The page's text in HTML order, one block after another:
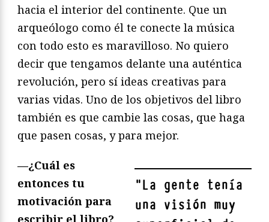
hacia el interior del continente. Que un
arqueólogo como él te conecte la música
con todo esto es maravilloso. No quiero
decir que tengamos delante una auténtica
revolución, pero sí ideas creativas para
varias vidas. Uno de los objetivos del libro
también es que cambie las cosas, que haga
que pasen cosas, y para mejor.
"La gente tenía
una visión muy
—¿Cuál es
entonces tu
motivación para